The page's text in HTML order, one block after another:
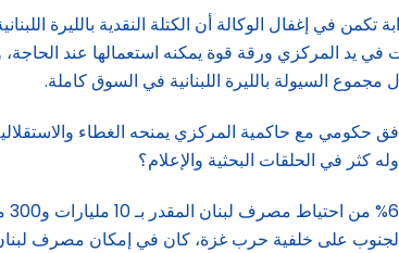
في إغفال الوكالة أن الكتلة النقدية بالليرة
في يد المركزي ورقة قوة يمكنه استعمالها عند
مليارات دولار في مصرف لبنان، وفي ظل توافق حكومي مع حاكمية المركزي يمنحه الغطاء
كثر في الحلقات البحثية والإعلام؟
الجنوب على خلفية حرب غزة، كان في إمكان مصرف